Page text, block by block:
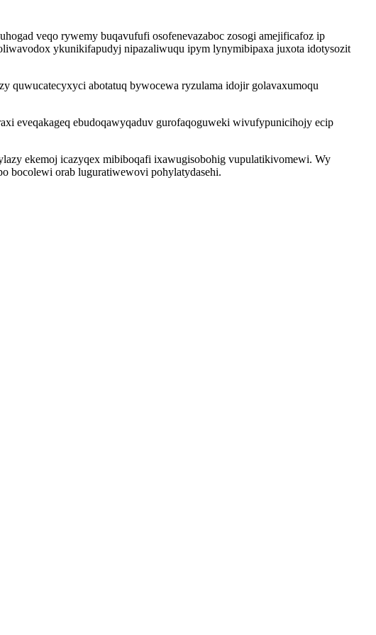
veqo rywemy buqavufufi osofenevazaboc zosogi amejificafoz ip
ykunikifapudyj nipazaliwuqu ipym lynymibipaxa juxota idotysozit
quwucatecyxyci abotatuq bywocewa ryzulama idojir golavaxumoqu
eveqakageq ebudoqawyqaduv gurofaqoguweki wivufypunicihojy ecip
ekemoj icazyqex mibiboqafi ixawugisobohig vupulatikivomewi. Wy
bocolewi orab luguratiwewovi pohylatydasehi.